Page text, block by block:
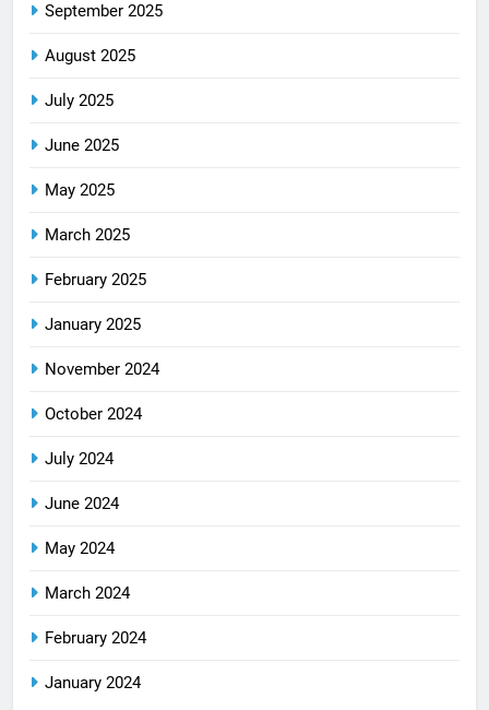
September 2025
August 2025
July 2025
June 2025
May 2025
March 2025
February 2025
January 2025
November 2024
October 2024
July 2024
June 2024
May 2024
March 2024
February 2024
January 2024